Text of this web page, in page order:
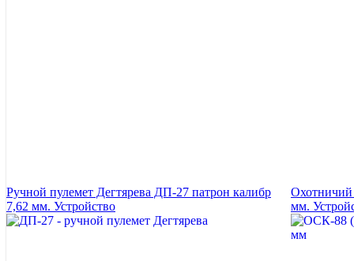
Ручной пулемет Дегтярева ДП-27 патрон калибр
7,62 мм. Устройство
мм.